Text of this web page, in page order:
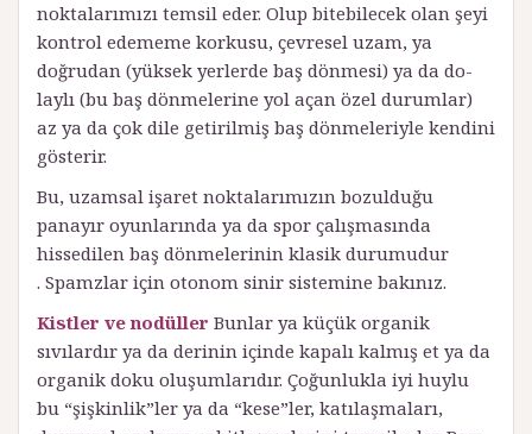
noktalarımızı temsil eder. Olup bitebilecek olan şeyi
kontrol edememe korkusu, çevresel uzam, ya
doğrudan (yüksek yerlerde baş dönmesi) ya da do­
laylı (bu baş dönmelerine yol açan özel durumlar)
az ya da çok dile getirilmiş baş dönmeleriyle kendini
gösterir.
Bu, uzamsal işaret noktalarımızın bozulduğu
panayır oyunlarında ya da spor çalışmasında
hissedilen baş dönmelerinin klasik durumudur
. Spamzlar için otonom sinir sistemine bakınız.
Kistler ve nodüller Bunlar ya küçük organik
sıvılardır ya da derinin içinde kapalı kalmış et ya da
organik doku oluşumlarıdır. Çoğunlukla iyi huylu
bu “şişkinlik”ler ya da “kese”ler, katılaşmaları,